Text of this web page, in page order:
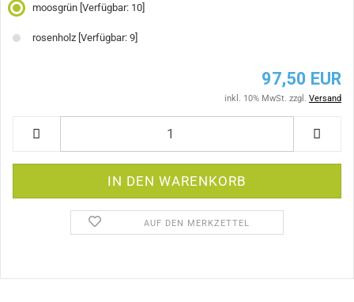
moosgrün [Verfügbar: 10]
rosenholz [Verfügbar: 9]
97,50 EUR
inkl. 10% MwSt. zzgl. Versand
AUF DEN MERKZETTEL